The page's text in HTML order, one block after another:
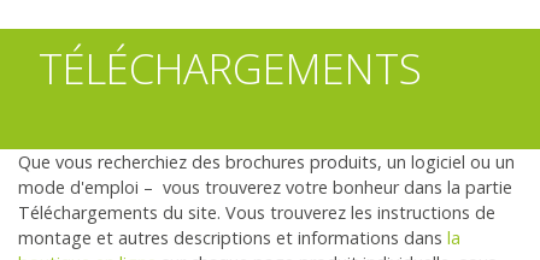
Informations & services
FAQ – technique et lumière standardisée
Téléchargements
TÉLÉCHARGEMENTS
Que vous recherchiez des brochures produits, un logiciel ou un
mode d'emploi – vous trouverez votre bonheur dans la partie
Téléchargements du site. Vous trouverez les instructions de
montage et autres descriptions et informations dans la